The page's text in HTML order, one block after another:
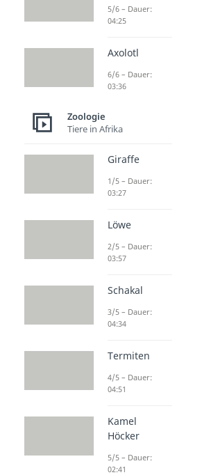
5/6 – Dauer:
04:25
Axolotl
6/6 – Dauer:
03:36
Zoologie
Tiere in Afrika
Giraffe
1/5 – Dauer:
03:27
Löwe
2/5 – Dauer:
03:57
Schakal
3/5 – Dauer:
04:34
Termiten
4/5 – Dauer:
04:51
Kamel
Höcker
5/5 – Dauer:
02:41